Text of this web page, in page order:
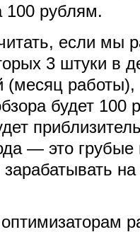
100 рублям.
если мы
3 штуки в
работы),
будет 100
— это